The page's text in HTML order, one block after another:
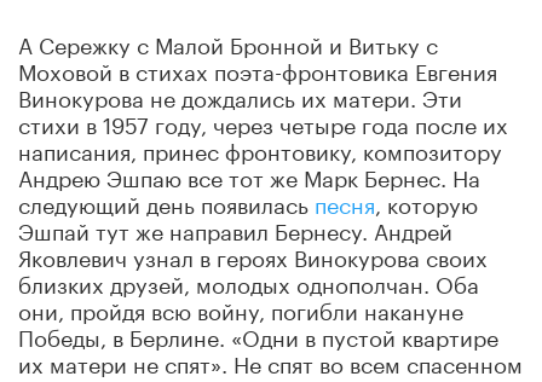
А Сережку с Малой Бронной и Витьку с
Моховой в стихах поэта-фронтовика Евгения
Винокурова не дождались их матери. Эти
стихи в 1957 году, через четыре года после их
написания, принес фронтовику, композитору
Андрею Эшпаю все тот же Марк Бернес. На
следующий день появилась песня , которую
Эшпай тут же направил Бернесу. Андрей
Яковлевич узнал в героях Винокурова своих
близких друзей, молодых однополчан. Оба
они, пройдя всю войну, погибли накануне
Победы, в Берлине. «Одни в пустой квартире
их матери не спят». Не спят во всем спасенном